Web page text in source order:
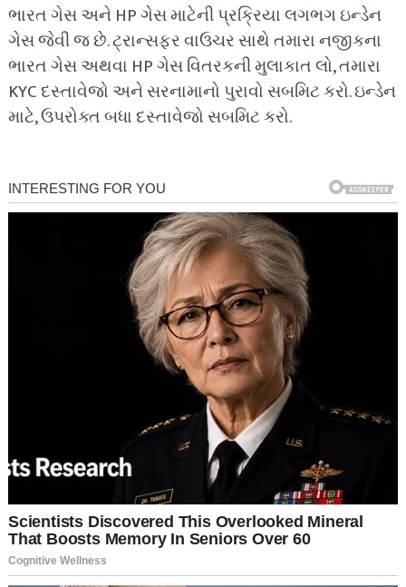
ભારત ગેસ અને HP ગેસ માટેની પ્રક્રિયા લગભગ ઇન્ડેન
ગેસ જેવી જ છે. ટ્રાન્સફર વાઉચર સાથે તમારા નજીકના
ભારત ગેસ અથવા HP ગેસ વિતરકની મુલાકાત લો, તમારા
KYC દસ્તાવેજો અને સરનામાનો પુરાવો સબમિટ કરો. ઇન્ડેન
માટે, ઉપરોક્ત બધા દસ્તાવેજો સબમિટ કરો.